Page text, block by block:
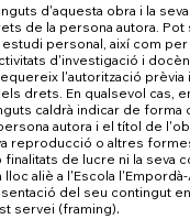
d'aquesta obra i la
de la persona autora. Pot
personal, així com per
d'investigació i
l'autorització prèvia
drets. En qualsevol cas,
caldrà indicar de forma
autora i el títol de
reproducció o altres
de lucre ni la seva
aliè a l'Escola l'Empordà-
del seu contingut
servei (framing).